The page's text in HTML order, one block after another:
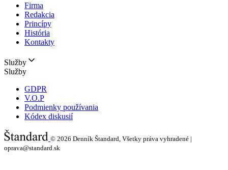
Firma
Redakcia
Princípy
História
Kontakty
Služby
Služby
GDPR
V.O.P
Podmienky používania
Kódex diskusií
© 2026 Denník Štandard, Všetky práva vyhradené |
oprava@standard.sk